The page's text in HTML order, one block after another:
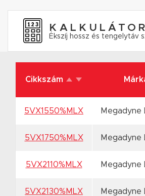
KALKULÁTOR
Ékszíj hossz és tengelytáv
Cikkszám
5VX1550%MLX Megadyne
5VX1750%MLX Megadyne
5VX2110%MLX Megadyne
5VX2130%MLX Megadyne